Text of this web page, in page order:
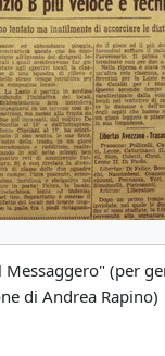
Messaggero" (per
di Andrea Rapino)